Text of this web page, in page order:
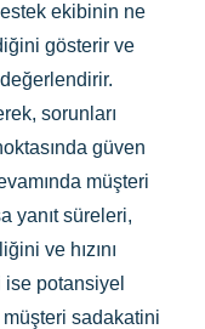
ekibinin ne
gösterir ve
sorunları
güven
müşteri
yanıt süreleri,
ve hızını
ise potansiyel
müşteri sadakatini